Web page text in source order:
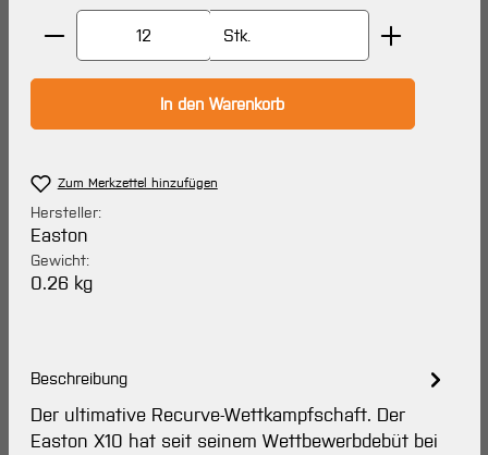
Produkt Anzahl: Gib den gewünschten Wert ein
Stk.
In den Warenkorb
Zum Merkzettel hinzufügen
Hersteller:
Easton
Gewicht:
0.26 kg
Beschreibung
Der ultimative Recurve-Wettkampfschaft. Der
Easton X10 hat seit seinem Wettbewerbdebüt bei